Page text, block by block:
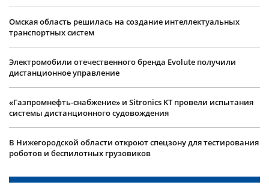
Омская область решилась на создание интеллектуальных
транспортных систем
Электромобили отечественного бренда Evolute получили
дистанционное управление
«Газпромнефть-снабжение» и Sitronics KT провели испытания
системы дистанционного судовождения
В Нижегородской области откроют спецзону для тестирования
роботов и беспилотных грузовиков